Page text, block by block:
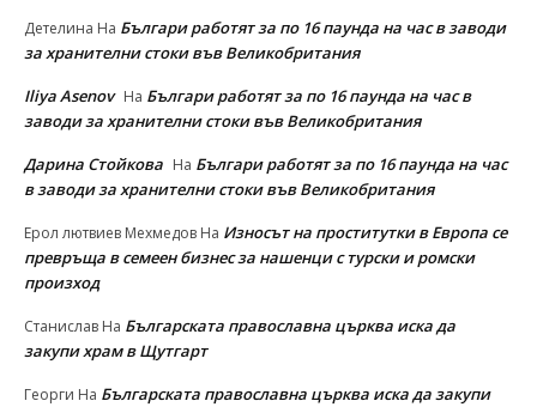
Детелина На Българи работят за по 16 паунда на час в заводи
за хранителни стоки във Великобритания
Iliya Asenov На Българи работят за по 16 паунда на час в
заводи за хранителни стоки във Великобритания
Дарина Стойкова На Българи работят за по 16 паунда на час
в заводи за хранителни стоки във Великобритания
Ерол лютвиев Мехмедов На Износът на проститутки в Европа се
превръща в семеен бизнес за нашенци с турски и ромски
произход
Станислав На Българската православна църква иска да
закупи храм в Щутгарт
Георги На Българската православна църква иска да закупи